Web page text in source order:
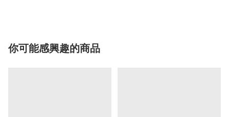
你可能感興趣的商品